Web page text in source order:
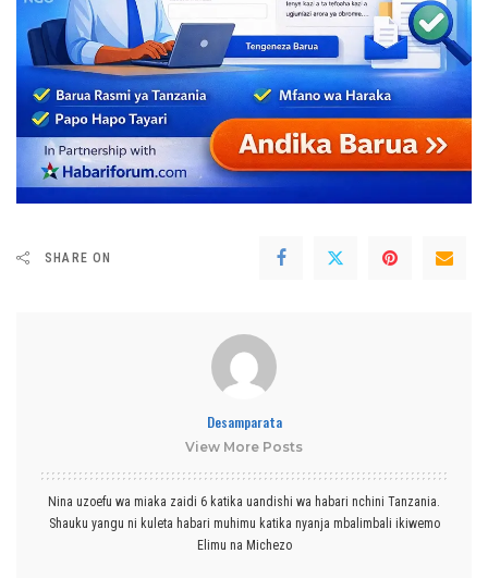
SHARE ON
Desamparata
View More Posts
Nina uzoefu wa miaka zaidi 6 katika uandishi wa habari nchini Tanzania.
Shauku yangu ni kuleta habari muhimu katika nyanja mbalimbali ikiwemo
Elimu na Michezo